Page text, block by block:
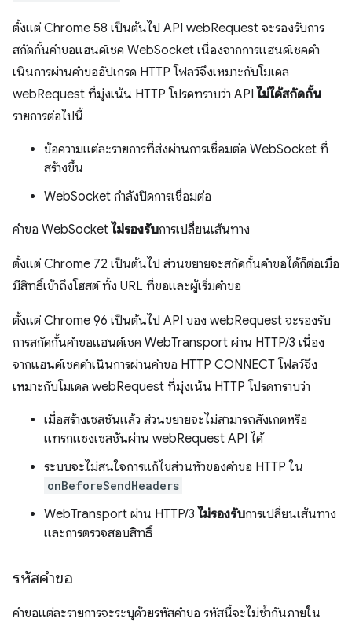
ตั้งแต่ Chrome 58 เป็นต้นไป API webRequest จะรองรับการ
สกัดกั้นคำขอแฮนด์เชค WebSocket เนื่องจากการแฮนด์เชคดำ
เนินการผ่านคำขออัปเกรด HTTP โฟลว์จึงเหมาะกับโมเดล
webRequest ที่มุ่งเน้น HTTP โปรดทราบว่า API ไม่ได้สกัดกั้น
รายการต่อไปนี้
ข้อความแต่ละรายการที่ส่งผ่านการเชื่อมต่อ WebSocket ที่
สร้างขึ้น
WebSocket กำลังปิดการเชื่อมต่อ
คำขอ WebSocket ไม่รองรับการเปลี่ยนเส้นทาง
ตั้งแต่ Chrome 72 เป็นต้นไป ส่วนขยายจะสกัดกั้นคำขอได้ก็ต่อเมื่อ
มีสิทธิ์เข้าถึงโฮสต์ ทั้ง URL ที่ขอและผู้เริ่มคำขอ
ตั้งแต่ Chrome 96 เป็นต้นไป API ของ webRequest จะรองรับ
การสกัดกั้นคำขอแฮนด์เชค WebTransport ผ่าน HTTP/3 เนื่อง
จากแฮนด์เชคดำเนินการผ่านคำขอ HTTP CONNECT โฟลว์จึง
เหมาะกับโมเดล webRequest ที่มุ่งเน้น HTTP โปรดทราบว่า
เมื่อสร้างเซสชันแล้ว ส่วนขยายจะไม่สามารถสังเกตหรือ
แทรกแซงเซสชันผ่าน webRequest API ได้
ระบบจะไม่สนใจการแก้ไขส่วนหัวของคำขอ HTTP ใน
onBeforeSendHeaders
WebTransport ผ่าน HTTP/3 ไม่รองรับการเปลี่ยนเส้นทาง
และการตรวจสอบสิทธิ์
รหัสคำขอ
คำขอแต่ละรายการจะระบุด้วยรหัสคำขอ รหัสนี้จะไม่ซ้ำกันภายใน